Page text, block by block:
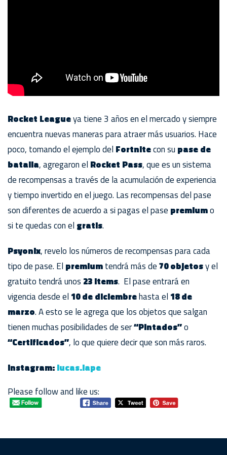
Rocket Leagueya tiene 3 años en el mercado y siempre
encuentra nuevas maneras para atraer más usuarios. Hace
poco, tomando el ejemplo del Fortnitecon su pase de
batalla, agregaron el Rocket Pass, que es un sistema
de recompensas a través de la acumulación de experiencia
y tiempo invertido en el juego. Las recompensas del pase
son diferentes de acuerdo a si pagas el pase premiumo
si te quedas con el gratis.
Psyonix, revelo los números de recompensas para cada
tipo de pase. El premiumtendrá más de70 objetosy el
gratuito tendrá unos 23 items. El pase entrará en
vigencia desde el10 de diciembrehasta el18 de
marzo. A esto se le agrega que los objetos que salgan
tienen muchas posibilidades de ser“Pintados”o
“Certificados”, lo que quiere decir que son más raros.
Instagram:lucas.lape
Please follow and like us: